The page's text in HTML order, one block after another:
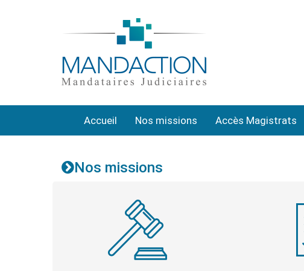
Accueil Nos missions Accès Magistrats
Nos missions